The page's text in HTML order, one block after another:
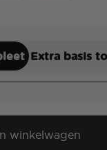
Extra basis
winkelwagen